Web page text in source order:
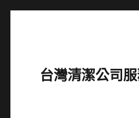
台灣清潔公司